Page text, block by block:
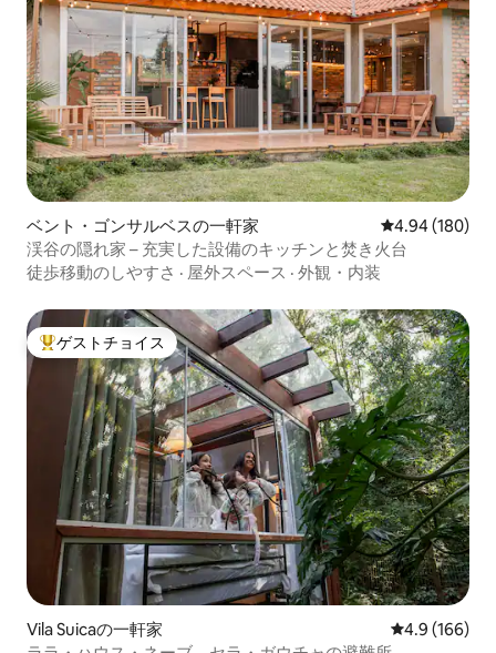
ベント・ゴンサルベスの一軒家 レビュー180
4.94 (180)
渓谷の隠れ家 – 充実した設備のキッチンと焚き火台
徒歩移動のしやすさ · 屋外スペース · 外観・内装
大好評のゲストチョイスです。
ゲストチョイス
Vila Suicaの一軒家 レビュー166
4.9 (166)